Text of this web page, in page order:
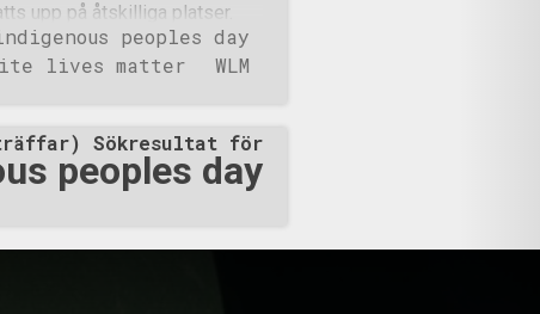
upp på åtskilliga platser.
har det satts upp
vulkanen på Reykjanes,
väg E-39. Flera bilister
skyltar i metall har
peoples day
lives matter
WLM
Sökresultat för
peoples day